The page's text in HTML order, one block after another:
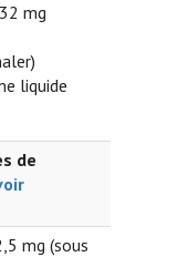
mg
liquide
de
mg (sous